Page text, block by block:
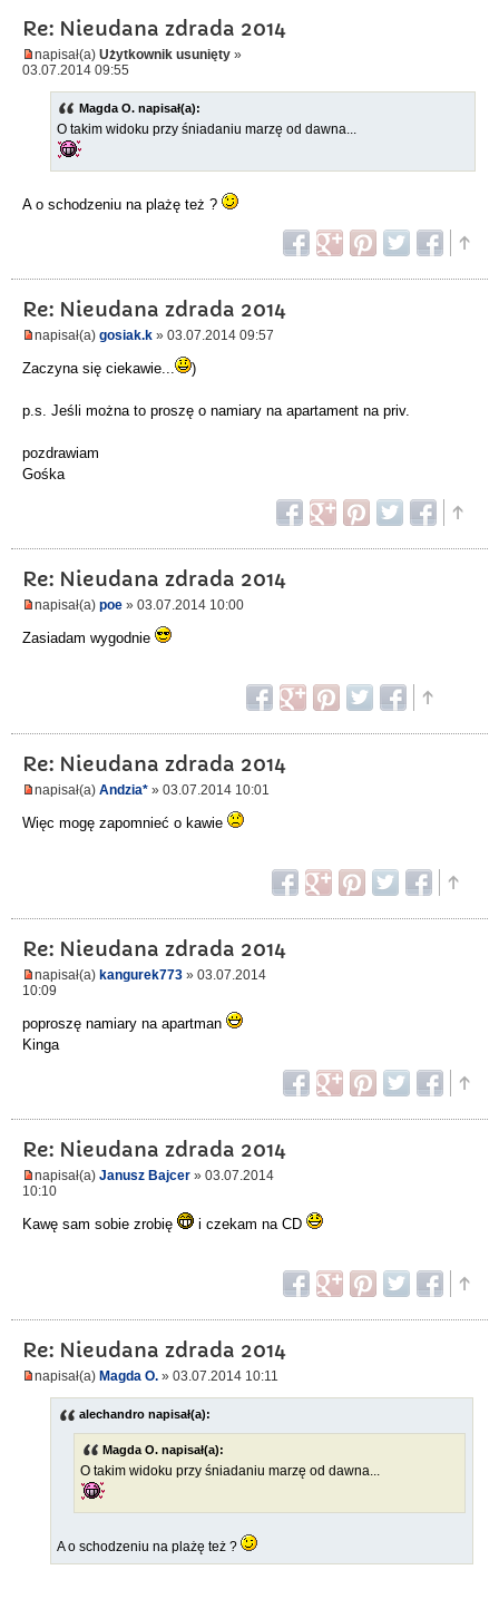
Re: Nieudana zdrada 2014
napisał(a) Użytkownik usunięty »
03.07.2014 09:55
Magda O. napisał(a):
O takim widoku przy śniadaniu marzę od dawna...
A o schodzeniu na plażę też ?
Re: Nieudana zdrada 2014
napisał(a) gosiak.k » 03.07.2014 09:57
Zaczyna się ciekawie... )
p.s. Jeśli można to proszę o namiary na apartament na priv.
pozdrawiam
Gośka
Re: Nieudana zdrada 2014
napisał(a) poe » 03.07.2014 10:00
Zasiadam wygodnie
Re: Nieudana zdrada 2014
napisał(a) Andzia* » 03.07.2014 10:01
Więc mogę zapomnieć o kawie
Re: Nieudana zdrada 2014
napisał(a) kangurek773 » 03.07.2014
10:09
poproszę namiary na apartman
Kinga
Re: Nieudana zdrada 2014
napisał(a) Janusz Bajcer » 03.07.2014
10:10
Kawę sam sobie zrobię i czekam na CD
Re: Nieudana zdrada 2014
napisał(a) Magda O. » 03.07.2014 10:11
alechandro napisał(a):
Magda O. napisał(a):
O takim widoku przy śniadaniu marzę od dawna...
A o schodzeniu na plażę też ?